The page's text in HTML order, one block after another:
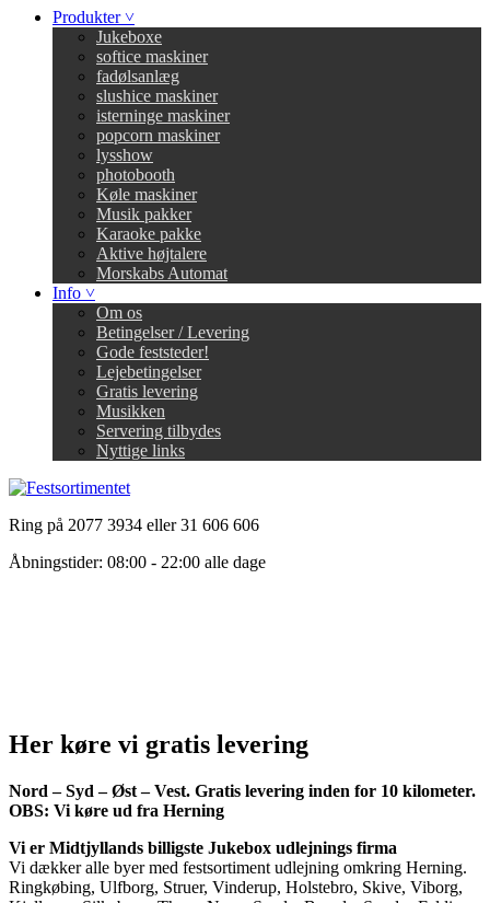
Produkter ˅
Jukeboxe
softice maskiner
fadølsanlæg
slushice maskiner
isterninge maskiner
popcorn maskiner
lysshow
photobooth
Køle maskiner
Musik pakker
Karaoke pakke
Aktive højtalere
Morskabs Automat
Info ˅
Om os
Betingelser / Levering
Gode feststeder!
Lejebetingelser
Gratis levering
Musikken
Servering tilbydes
Nyttige links
Ring på 2077 3934 eller 31 606 606
Åbningstider: 08:00 - 22:00 alle dage
Her køre vi gratis levering
Nord – Syd – Øst – Vest. Gratis levering inden for 10 kilometer.
OBS: Vi køre ud fra Herning
Vi er Midtjyllands billigste Jukebox udlejnings firma
Vi dækker alle byer med festsortiment udlejning omkring Herning.
Ringkøbing, Ulfborg, Struer, Vinderup, Holstebro, Skive, Viborg,